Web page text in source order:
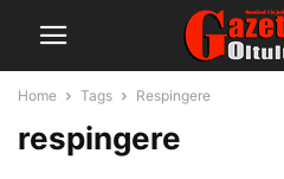
Home Tags Respingere
respingere